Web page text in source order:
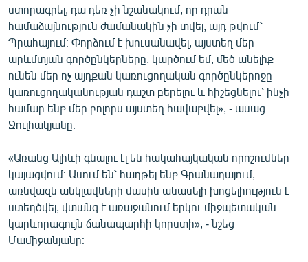
ստորագրել, դա դեռ չի նշանակում, որ դրան
համաձայնություն ժամանակին չի տվել, այդ թվում՝
Պրահայում։ Փորձում է խուսանավել, այստեղ մեր
արևմտյան գործընկերները, կարծում եմ, մեծ անելիք
ունեն մեր ոչ այդքան կառուցողական գործընկերոջը
կառուցողականության դաշտ բերելու և հիշեցնելու՝ ինչի
համար ենք մեր բոլորս այստեղ հավաքվել», - ասաց
Ջուլհակյանը։
«Առանց Ալիևի գնալու էլ են հակահայկական որոշումներ
կայացվում։ Ասում են՝ հաղթել ենք Գրանադայում,
առնվազն անկլավների մասին անասելի խոցելիություն է
ստեղծվել, վտանգ է առաջանում երկու միջպետական
կարևորագույն ճանապարհի կորստի», - նշեց
Մամիջանյանը։